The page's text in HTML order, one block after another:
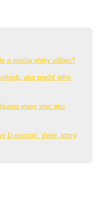
a močia vtáky vôbec?
ako prežiť jeho
vlasy viac ako
či ovocný. Viete, ktorý